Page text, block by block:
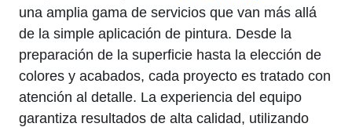
una amplia gama de servicios que van más allá
de la simple aplicación de pintura. Desde la
preparación de la superficie hasta la elección de
colores y acabados, cada proyecto es tratado con
atención al detalle. La experiencia del equipo
garantiza resultados de alta calidad, utilizando